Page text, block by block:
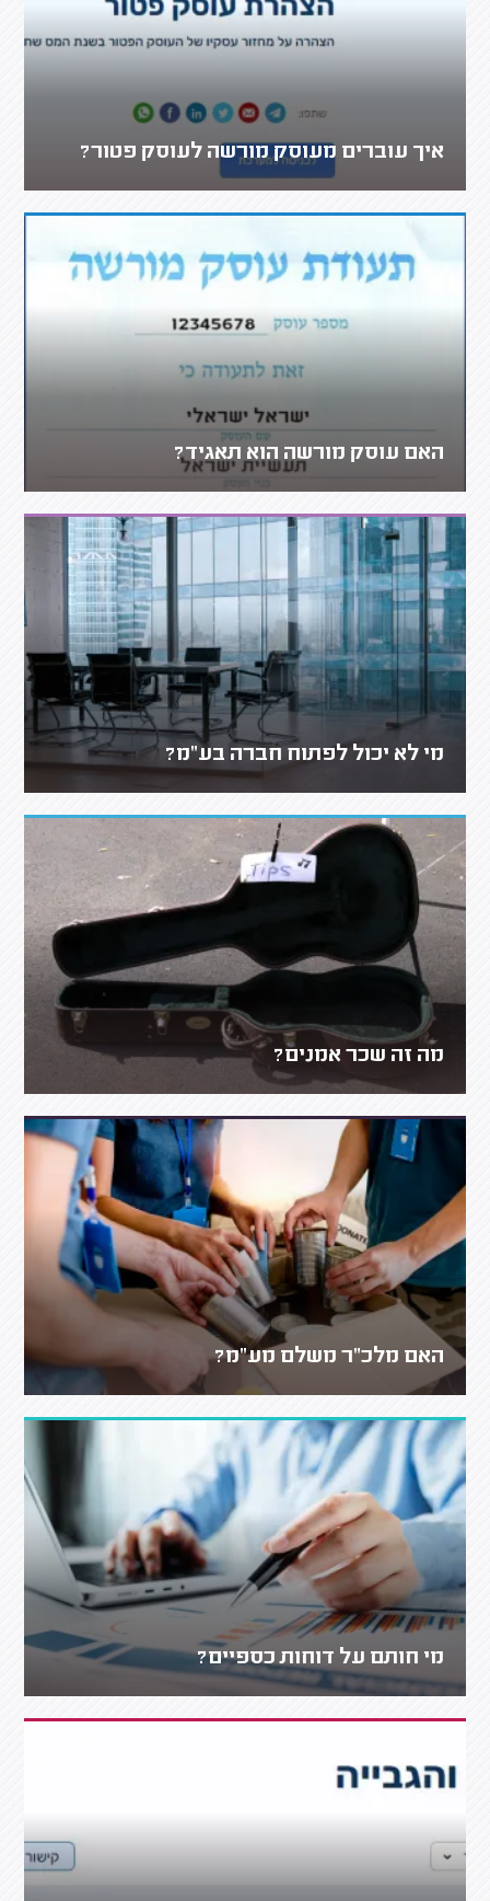
איך עוברים מעוסק מורשה לעוסק פטור?
האם עוסק מורשה הוא תאגיד?
מי לא יכול לפתוח חברה בע"מ?
מה זה שכר אמנים?
האם מלכ"ר משלם מע"מ?
מי חותם על דוחות כספיים?